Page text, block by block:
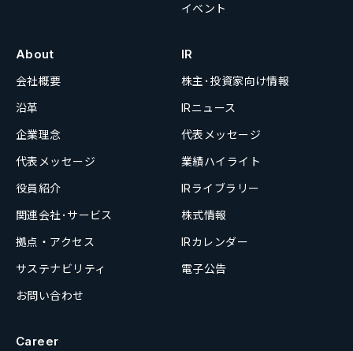
イベント
About
会社概要
沿革
企業理念
代表メッセージ
役員紹介
関連会社･サービス
拠点・アクセス
サステナビリティ
お問い合わせ
IR
株主･投資家向け情報
IRニュース
代表メッセージ
業績ハイライト
IRライブラリー
株式情報
IRカレンダー
電子公告
Career